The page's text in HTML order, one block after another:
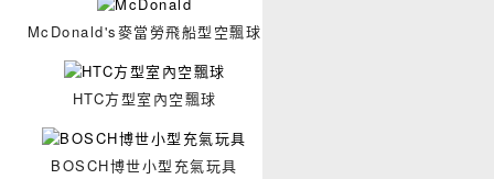
McDonald's麥當勞飛船型空飄球
HTC方型室內空飄球
BOSCH博世小型充氣玩具